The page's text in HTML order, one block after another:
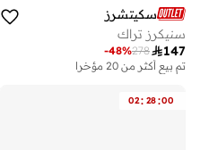
سكيتشرز
سنيكرز تراك
147
278
-48%
تم بيع أكثر من 20 مؤخرا
02: 28:00